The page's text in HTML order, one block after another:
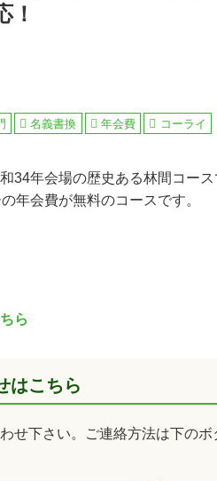
！
名義書換 年会費 コーライ
34年会場の歴史ある林間コー
年会費が無料のコースです。
ら
はこちら
せ下さい。ご連絡方法は下の